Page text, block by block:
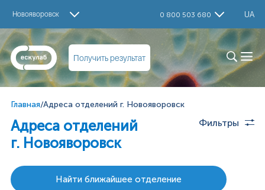
Новояворовск 0 800 503 680 UA
Получить результат
Главная/Адреса отделений г. Новояворовск
Адреса отделений
г. Новояворовск
Фильтры
Найти ближайшее отделение